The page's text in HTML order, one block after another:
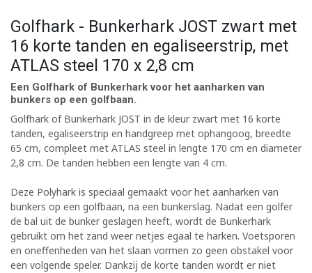
Golfhark - Bunkerhark JOST zwart met
16 korte tanden en egaliseerstrip, met
ATLAS steel 170 x 2,8 cm
Een Golfhark of Bunkerhark voor het aanharken van
bunkers op een golfbaan.
Golfhark of Bunkerhark JOST in de kleur zwart met 16 korte
tanden, egaliseerstrip en handgreep met ophangoog, breedte
65 cm, compleet met ATLAS steel in lengte 170 cm en diameter
2,8 cm. De tanden hebben een lengte van 4 cm.
Deze Polyhark is speciaal gemaakt voor het aanharken van
bunkers op een golfbaan, na een bunkerslag. Nadat een golfer
de bal uit de bunker geslagen heeft, wordt de Bunkerhark
gebruikt om het zand weer netjes egaal te harken. Voetsporen
en oneffenheden van het slaan vormen zo geen obstakel voor
een volgende speler. Dankzij de korte tanden wordt er niet